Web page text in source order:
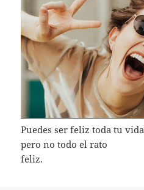
Puedes ser feliz toda tu vida
pero no todo el rato
feliz.